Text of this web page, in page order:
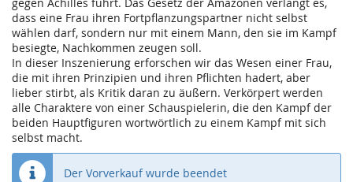
gegen Achilles führt. Das Gesetz der Amazonen verlangt es,
dass eine Frau ihren Fortpflanzungspartner nicht selbst
wählen darf, sondern nur mit einem Mann, den sie im Kampf
besiegte, Nachkommen zeugen soll.
In dieser Inszenierung erforschen wir das Wesen einer Frau,
die mit ihren Prinzipien und ihren Pflichten hadert, aber
lieber stirbt, als Kritik daran zu äußern. Verkörpert werden
alle Charaktere von einer Schauspielerin, die den Kampf der
beiden Hauptfiguren wortwörtlich zu einem Kampf mit sich
selbst macht.
Der Vorverkauf wurde beendet